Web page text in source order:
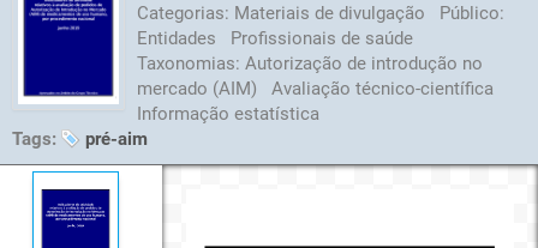
Categorias: Materiais de divulgação
Público:
Entidades
Profissionais de saúde
Taxonomias: Autorização de introdução no
mercado (AIM)
Avaliação técnico-científica
Informação estatística
Tags:
pré-aim